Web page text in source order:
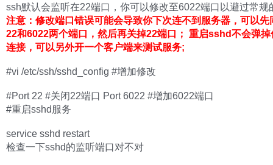
ssh默认会监听在22端口，你可以修改至6022端口以避过常规
注意：修改端口错误可能会导致你下次连不到服务器，可以先
22和6022两个端口，然后再关掉22端口； 重启sshd不会弹掉
连接，可以另外开一个客户端来测试服务;
#vi /etc/ssh/sshd_config #增加修改
#Port 22 #关闭22端口 Port 6022 #增加6022端口
#重启sshd服务
service sshd restart
检查一下sshd的监听端口对不对